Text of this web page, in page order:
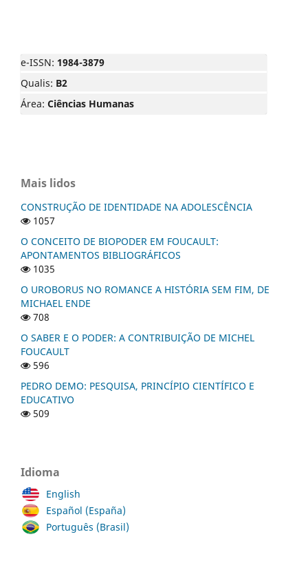
e-ISSN: 1984-3879
Qualis: B2
Área: Ciências Humanas
Mais lidos
CONSTRUÇÃO DE IDENTIDADE NA ADOLESCÊNCIA
1057
O CONCEITO DE BIOPODER EM FOUCAULT:
APONTAMENTOS BIBLIOGRÁFICOS
1035
O UROBORUS NO ROMANCE A HISTÓRIA SEM FIM, DE
MICHAEL ENDE
708
O SABER E O PODER: A CONTRIBUIÇÃO DE MICHEL
FOUCAULT
596
PEDRO DEMO: PESQUISA, PRINCÍPIO CIENTÍFICO E
EDUCATIVO
509
Idioma
English
Español (España)
Português (Brasil)